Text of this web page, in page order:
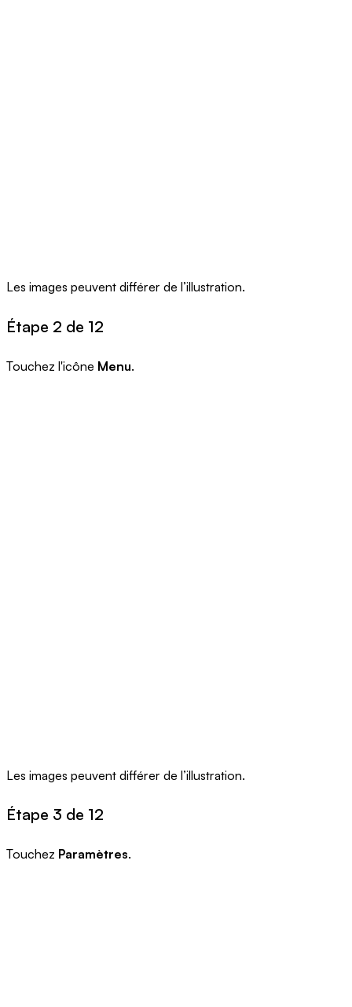
Les images peuvent différer de l’illustration.
Étape 2 de 12
Touchez l'icône Menu.
Les images peuvent différer de l’illustration.
Étape 3 de 12
Touchez Paramètres.